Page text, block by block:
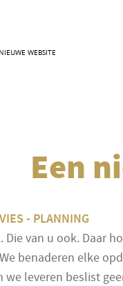
WEBSITE
Een
- PLANNING
Die van u ook. Daar
benaderen elke
we leveren beslist